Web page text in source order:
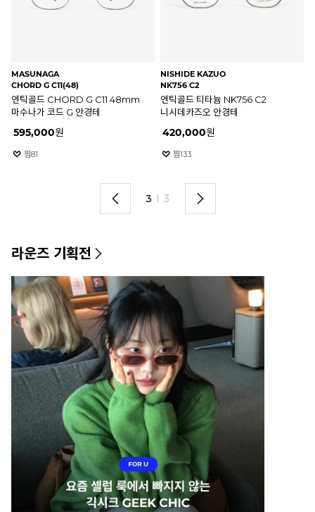
NISHIDE KAZUO
NK756 C3
실버 티타늄 NK756 C3
니시데카즈오 안경테
420,000원
찜242
NINE ACCORD
TI VERA R C4(53)
블랙 베타티타늄 TI VERA R C4
53mm 나인어코드 티 베라
5%204,250
찜532
1 I 3
라운즈 기획전